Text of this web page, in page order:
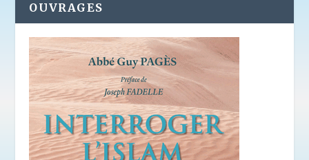
OUVRAGES